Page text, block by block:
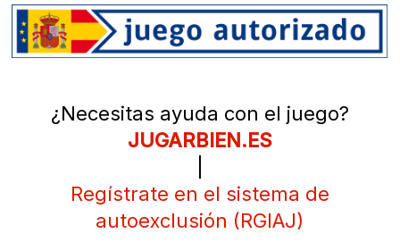
¿Necesitas ayuda con el juego?
JUGARBIEN.ES
Regístrate en el sistema de
autoexclusión (RGIAJ)